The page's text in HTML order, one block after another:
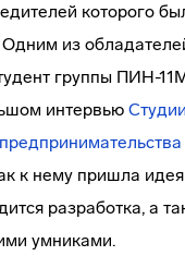
которого
из
группы ПИН-
интервью Студии
к нему пришла
разработка, а
умниками.